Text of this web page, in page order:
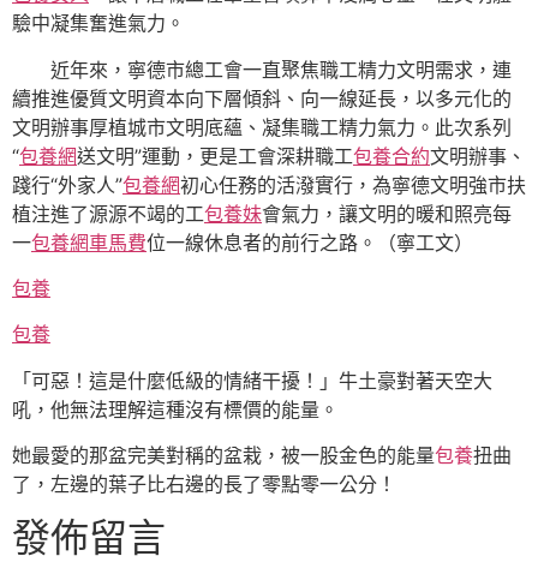
驗中凝集奮進氣力。
近年來，寧德市總工會一直聚焦職工精力文明需求，連
續推進優質文明資本向下層傾斜、向一線延長，以多元化的
文明辦事厚植城市文明底蘊、凝集職工精力氣力。此次系列
“包養網送文明”運動，更是工會深耕職工包養合約文明辦事、
踐行“外家人”包養網初心任務的活潑實行，為寧德文明強市扶
植注進了源源不竭的工包養妹會氣力，讓文明的暖和照亮每
一包養網車馬費位一線休息者的前行之路。（寧工文）
包養
包養
「可惡！這是什麼低級的情緒干擾！」牛土豪對著天空大
吼，他無法理解這種沒有標價的能量。
她最愛的那盆完美對稱的盆栽，被一股金色的能量包養扭曲
了，左邊的葉子比右邊的長了零點零一公分！
發佈留言